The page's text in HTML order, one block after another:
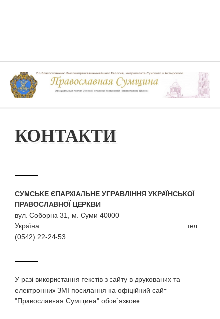
КОНТАКТИ
СУМСЬКЕ ЄПАРХІАЛЬНЕ УПРАВЛІННЯ УКРАЇНСЬКОЇ
ПРАВОСЛАВНОЇ ЦЕРКВИ
вул. Соборна 31, м. Суми 40000
Україна тел.
(0542) 22-24-53
У разi використання текстiв з сайту в друкованих та
електронних ЗМI посилання на офіційний сайт
"Православная Сумщина" обов`язкове.